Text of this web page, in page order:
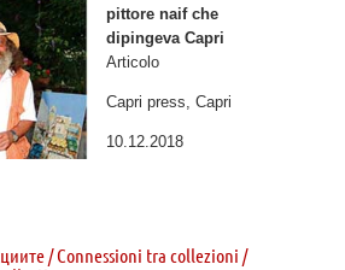
pittore naif che
dipingeva Capri
Articolo
Capri press, Capri
10.12.2018
/ Connessioni tra collezioni /